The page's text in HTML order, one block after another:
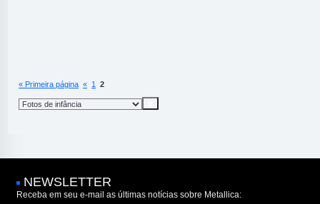
« Primeira página « 1 2
NEWSLETTER
Receba em seu e-mail as últimas notícias sobre Metallica: